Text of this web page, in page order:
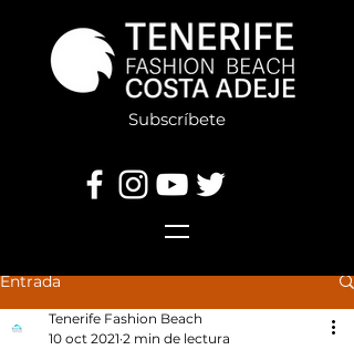
Subscríbete
Entrada
Tenerife Fashion Beach
10 oct 2021 2 min de lectura